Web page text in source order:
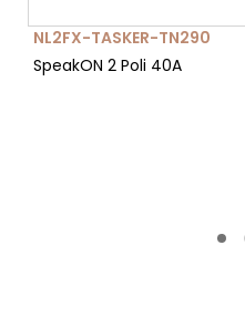
NL2FX-TASKER-TN290
SpeakON 2 Poli 40A